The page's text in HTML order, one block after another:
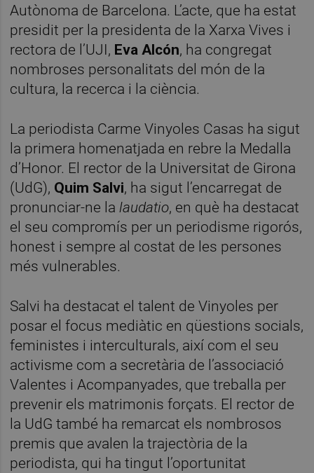
Autònoma de Barcelona. L’acte, que ha estat
presidit per la presidenta de la Xarxa Vives i
rectora de l’UJI, Eva Alcón, ha congregat
nombroses personalitats del món de la
cultura, la recerca i la ciència.
La periodista Carme Vinyoles Casas ha sigut
la primera homenatjada en rebre la Medalla
d’Honor. El rector de la Universitat de Girona
(UdG), Quim Salvi, ha sigut l’encarregat de
pronunciar-ne la laudatio, en què ha destacat
el seu compromís per un periodisme rigorós,
honest i sempre al costat de les persones
més vulnerables.
Salvi ha destacat el talent de Vinyoles per
posar el focus mediàtic en qüestions socials,
feministes i interculturals, així com el seu
activisme com a secretària de l’associació
Valentes i Acompanyades, que treballa per
prevenir els matrimonis forçats. El rector de
la UdG també ha remarcat els nombrosos
premis que avalen la trajectòria de la
periodista, qui ha tingut l’oportunitat